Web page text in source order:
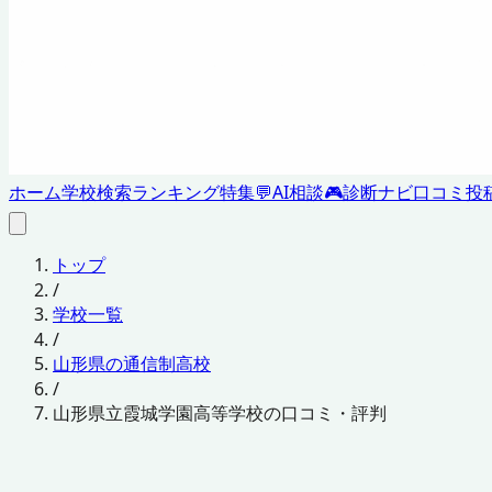
ホーム学校検索ランキング特集💬AI相談🎮診断ナビ口コミ投
トップ
/
学校一覧
/
山形県の通信制高校
/
山形県立霞城学園高等学校の口コミ・評判